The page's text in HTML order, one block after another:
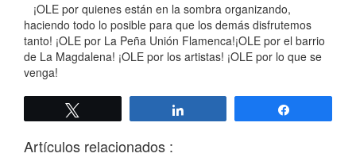
¡OLE por quienes están en la sombra organizando,
haciendo todo lo posible para que los demás disfrutemos
tanto! ¡OLE por La Peña Unión Flamenca!¡OLE por el barrio
de La Magdalena! ¡OLE por los artistas! ¡OLE por lo que se
venga!
Artículos relacionados :